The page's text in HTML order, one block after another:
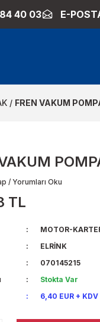
40 03 E-
FREN VAKUM
/ Yorumları Oku
TL
MOTOR-
ELRİNK
070145215
Stokta Var
6,40 EUR + KDV